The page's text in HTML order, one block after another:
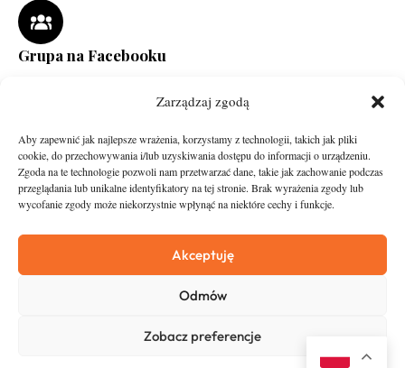
Zarządzaj zgodą
Aby zapewnić jak najlepsze wrażenia, korzystamy z technologii, takich jak pliki
cookie, do przechowywania i/lub uzyskiwania dostępu do informacji o urządzeniu.
Zgoda na te technologie pozwoli nam przetwarzać dane, takie jak zachowanie podczas
przeglądania lub unikalne identyfikatory na tej stronie. Brak wyrażenia zgody lub
wycofanie zgody może niekorzystnie wpłynąć na niektóre cechy i funkcje.
Akceptuję
Odmów
Zobacz preferencje
Grupa na Facebooku
Asfalt
O nas
Zostań Patronem
Kontakt